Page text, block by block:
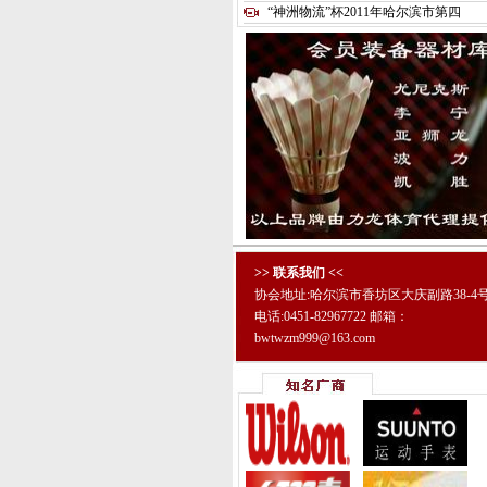
“神洲物流”杯2011年哈尔滨市第四
>> 联系我们 <<
协会地址:哈尔滨市香坊区大庆副路38-4
电话:0451-82967722 邮箱：
bwtwzm999@163.com